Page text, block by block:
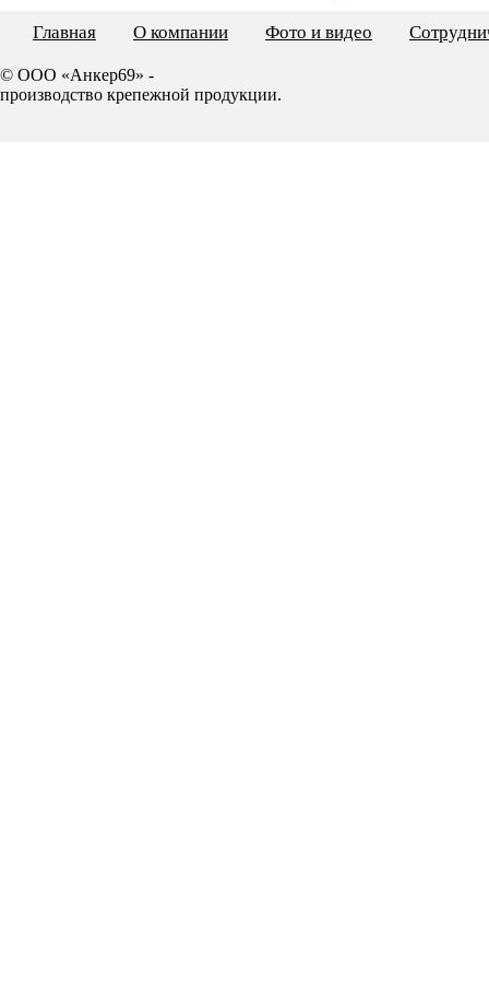
Главная О компании Фото и видео
© ООО «Анкер69» -
производство крепежной продукции.